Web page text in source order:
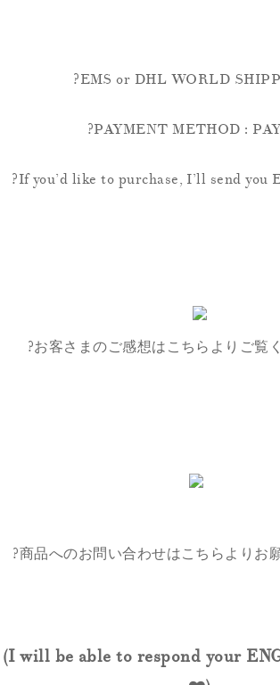
?EMS or DHL WORLD
?PAYMENT METHOD :
?If you’d like to purchase, I’ll send
?お客さまのご感想はこちらよりご覧
?商品へのお問い合わせはこちらよりお
(I will be able to respond your